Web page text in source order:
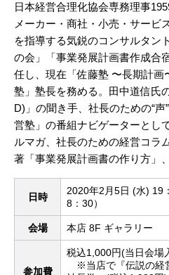
日本経営合理化協会専務理事
メーカー・商社・小売・サービ
を指導する気鋭のコンサルタン
の会」「事業発展計画書作成合
任し、現在「佐藤塾 〜長期計画
塾」塾長を務める。田中道信氏
D)」の聞き手、社長のための“
営塾」の番組ナビゲーターとし
ルマガ、社長のための経営コラ
著「事業発展計画書の作り方」
日時
2020年2月5日 (水) 19
8：30）
会場 本店 8F ギャラリー
参加費
税込1,000円(当日会場
※当店で『伝説の経